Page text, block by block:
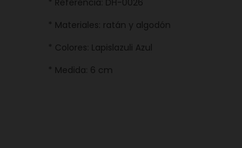
* Referencia: DH-0026
* Materiales: ratán y algodón
* Colores: Lapislazuli Azul
* Medida: 6 cm